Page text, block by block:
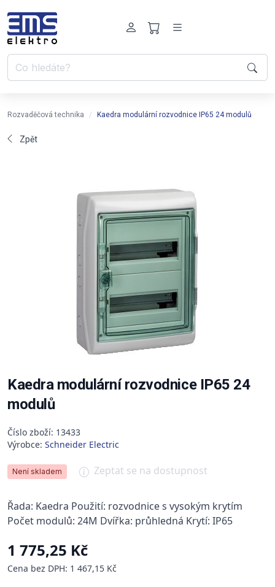
Rozvaděčová technika Kaedra modulární rozvodnice IP65 24 modulů
Zpět
Kaedra modulární rozvodnice IP65 24
modulů
Číslo zboží: 13433
Výrobce: Schneider Electric
Není skladem Zeptat se na dostupnost
Řada: Kaedra Použití: rozvodnice s vysokým krytím
Počet modulů: 24M Dvířka: průhledná Krytí: IP65
1 775,25 Kč
Cena bez DPH: 1 467,15 Kč